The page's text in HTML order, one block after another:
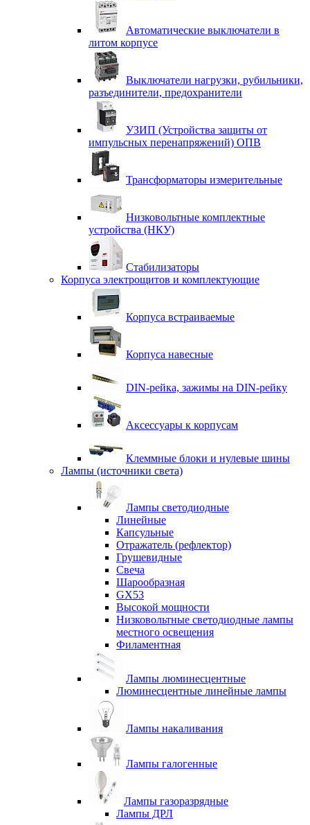
Автоматические выключатели в
литом корпусе
Выключатели нагрузки, рубильники,
разъединители, предохранители
УЗИП (Устройства защиты от
импульсных перенапряжений) ОПВ
Трансформаторы измерительные
Низковольтные комплектные
устройства (НКУ)
Стабилизаторы
Корпуса электрощитов и комплектующие
Корпуса встраиваемые
Корпуса навесные
DIN-рейка, зажимы на DIN-рейку
Аксессуары к корпусам
Клеммные блоки и нулевые шины
Лампы (источники света)
Лампы светодиодные
Линейные
Капсульные
Отражатель (рефлектор)
Грушевидные
Свеча
Шарообразная
GX53
Высокой мощности
Низковольтные светодиодные лампы
местного освещения
Филаментная
Лампы люминесцентные
Люминесцентные линейные лампы
Лампы накаливания
Лампы галогенные
Лампы газоразрядные
Лампы ДРЛ